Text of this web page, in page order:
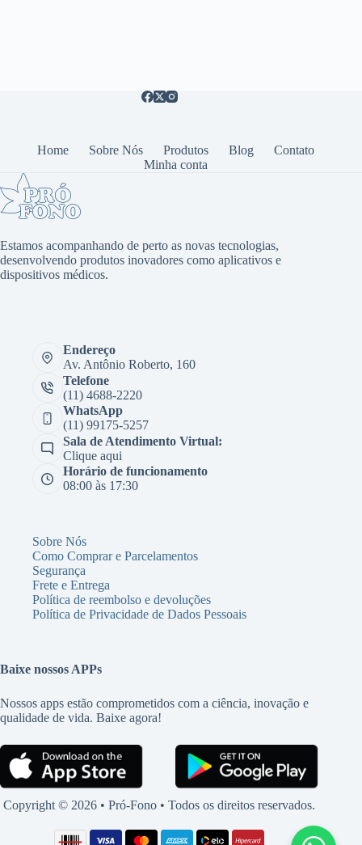
Home Sobre Nós Produtos Blog
Contato
Minha conta
Estamos acompanhando de perto as novas tecnologias,
desenvolvendo produtos inovadores como aplicativos e
dispositivos médicos.
Endereço
Av. Antônio Roberto, 160
Telefone
(11) 4688-2220
WhatsApp
(11) 99175-5257
Sala de Atendimento Virtual:
Clique aqui
Horário de funcionamento
08:00 às 17:30
Sobre Nós
Como Comprar e Parcelamentos
Segurança
Frete e Entrega
Política de reembolso e devoluções
Política de Privacidade de Dados Pessoais
Baixe nossos APPs
Nossos apps estão comprometidos com a ciência, inovação e
qualidade de vida. Baixe agora!
Copyright © 2026 • Pró-Fono • Todos os direitos reservados.